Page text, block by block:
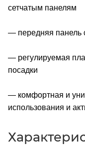
сетчатым панелям
— передняя панель
— регулируемая
посадки
— комфортная и
использования и